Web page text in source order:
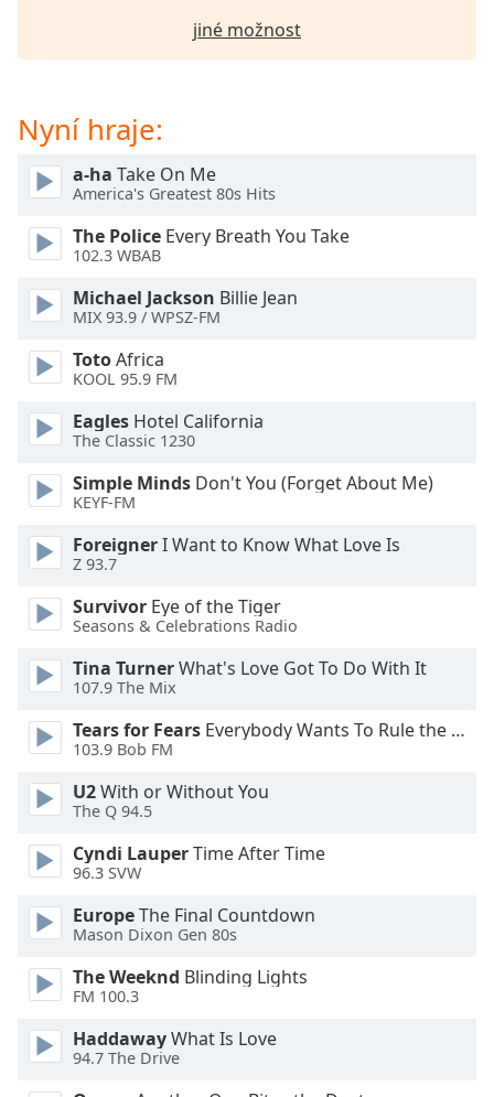
dialog
will
cancel
and
close
window.
Text
Color
Opacity
Text
Background
Color
Opacity
Caption
Background
Color
Opacity
Size
Text
Edge
Font
Family
jiné možnost
Nyní hraje:
a-ha Take On Me
America's Greatest 80s Hits
The Police Every Breath You Take
102.3 WBAB
Michael Jackson Billie Jean
MIX 93.9 / WPSZ-FM
TotoAfrica
KOOL 95.9 FM
Eagles Hotel California
The Classic 1230
Simple Minds Don't You (Forget About Me)
KEYF-FM
ForeignerI Want to Know What Love Is
Z 93.7
Survivor Eye of the Tiger
Seasons & Celebrations Radio
Tina TurnerWhat's Love Got To Do With It
107.9 The Mix
Tears for Fears Everybody Wants To Rule the World
103.9 Bob FM
U2With or Without You
The Q 94.5
Cyndi LauperTime After Time
96.3 SVW
EuropeThe Final Countdown
Mason Dixon Gen 80s
The Weeknd Blinding Lights
FM 100.3
HaddawayWhat Is Love
94.7 The Drive